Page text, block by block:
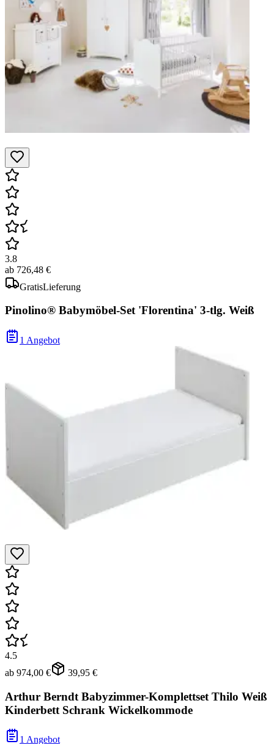
3.8
ab 726,48 €
GratisLieferung
Pinolino® Babymöbel-Set 'Florentina' 3-tlg. Weiß
1 Angebot
4.5
ab 974,00 € 39,95 €
Arthur Berndt Babyzimmer-Komplettset Thilo Weiß
Kinderbett Schrank Wickelkommode
1 Angebot